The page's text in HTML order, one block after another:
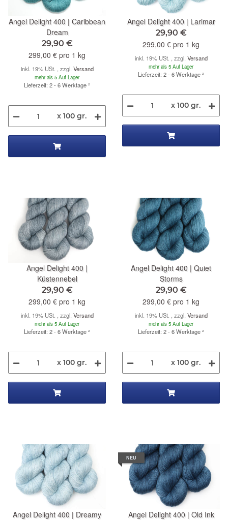
Angel Delight 400 | Caribbean
Dream
29,90 €
299,00 € pro 1 kg
inkl. 19% USt. , zzgl. Versand
mehr als 5 Auf Lager
Lieferzeit: 2 - 6 Werktage²
x 100 gr.
Angel Delight 400 | Larimar
29,90 €
299,00 € pro 1 kg
inkl. 19% USt. , zzgl. Versand
mehr als 5 Auf Lager
Lieferzeit: 2 - 6 Werktage²
x 100 gr.
Angel Delight 400 |
Küstennebel
29,90 €
299,00 € pro 1 kg
inkl. 19% USt. , zzgl. Versand
mehr als 5 Auf Lager
Lieferzeit: 2 - 6 Werktage²
x 100 gr.
Angel Delight 400 | Quiet
Storms
29,90 €
299,00 € pro 1 kg
inkl. 19% USt. , zzgl. Versand
mehr als 5 Auf Lager
Lieferzeit: 2 - 6 Werktage²
x 100 gr.
Angel Delight 400 | Dreamy
NEU
Angel Delight 400 | Old Ink